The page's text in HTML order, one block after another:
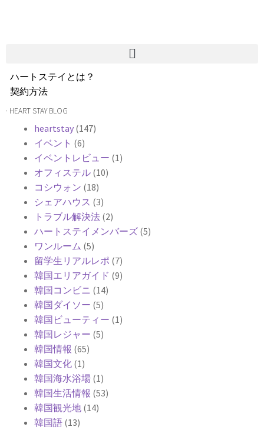
ハートステイとは？
契約方法
韓国不動産情報
よくある質問
Heartee
· HEART STAY BLOG
heartstay (147)
イベント (6)
イベントレビュー (1)
オフィステル (10)
コシウォン (18)
シェアハウス (3)
トラブル解決法 (2)
ハートステイメンバーズ (5)
ワンルーム (5)
留学生リアルレポ (7)
韓国エリアガイド (9)
韓国コンビニ (14)
韓国ダイソー (5)
韓国ビューティー (1)
韓国レジャー (5)
韓国情報 (65)
韓国文化 (1)
韓国海水浴場 (1)
韓国生活情報 (53)
韓国観光地 (14)
韓国語 (13)